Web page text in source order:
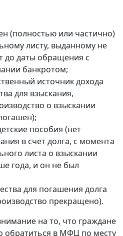
(полностью или частично)
листу, выданному не
до даты обращения с
банкротом;
источник дохода
для взыскания,
о взыскании
пособия (нет
в счет долга, с момента
листа о взыскании
года, и он не был
для погашения долга
прекращено).
на то, что граждане
обратиться в МФЦ по месту